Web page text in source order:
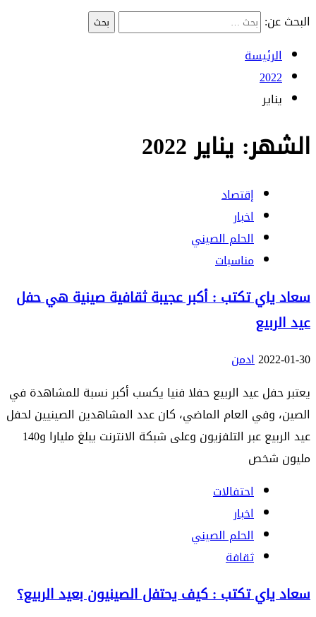
البحث عن:
الرئيسة
2022
يناير
الشهر: يناير 2022
إقتصاد
اخبار
الحلم الصيني
مناسبات
سعاد ياي تكتب : أكبر عجيبة ثقافية صينية هي حفل
عيد الربيع
2022-01-30ادمن
يعتبر حفل عيد الربيع حفلا فنيا يكسب أكبر نسبة للمشاهدة في
الصين، وفي العام الماضي، كان عدد المشاهدين الصينيين لحفل
عيد الربيع عبر التلفزيون وعلى شبكة الانترنت يبلغ مليارا و140
مليون شخص
احتفالات
اخبار
الحلم الصيني
ثقافة
سعاد ياي تكتب : كيف يحتفل الصينيون بعيد الربيع؟